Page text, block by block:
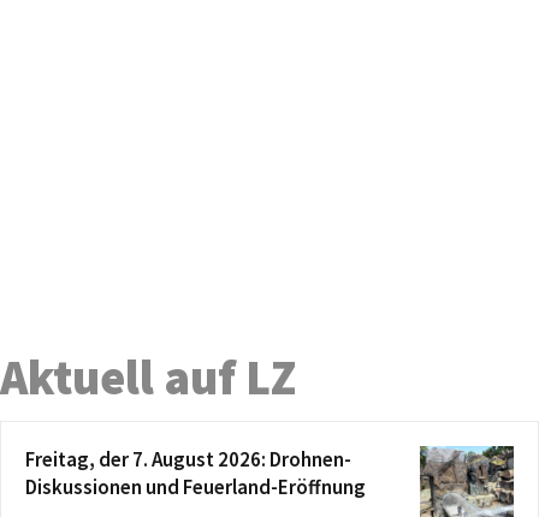
Aktuell auf LZ
Freitag, der 7. August 2026: Drohnen-
Diskussionen und Feuerland-Eröffnung